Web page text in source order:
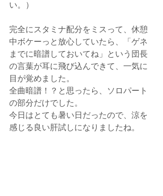
い。）
完全にスタミナ配分をミスって、休憩
中ボケーっと放心していたら、「ゲネ
までに暗譜しておいてね」という団長
の言葉が耳に飛び込んできて、一気に
目が覚めました。
全曲暗譜！？と思ったら、ソロパート
の部分だけでした。
今日はとても暑い日だったので、涼を
感じる良い肝試しになりましたね。